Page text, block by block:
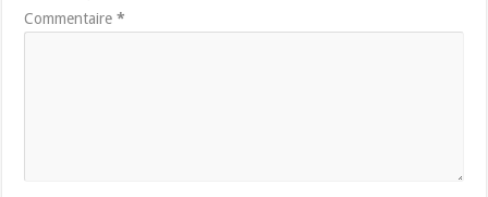
Commentaire*